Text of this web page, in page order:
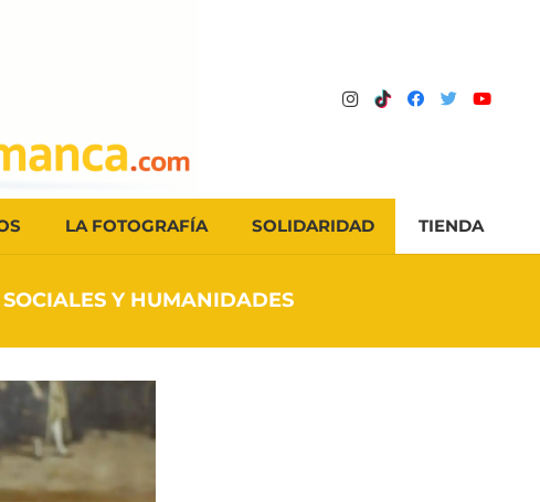
LA FOTOGRAFÍA SOLIDARIDAD TIENDA
Y HUMANIDADES